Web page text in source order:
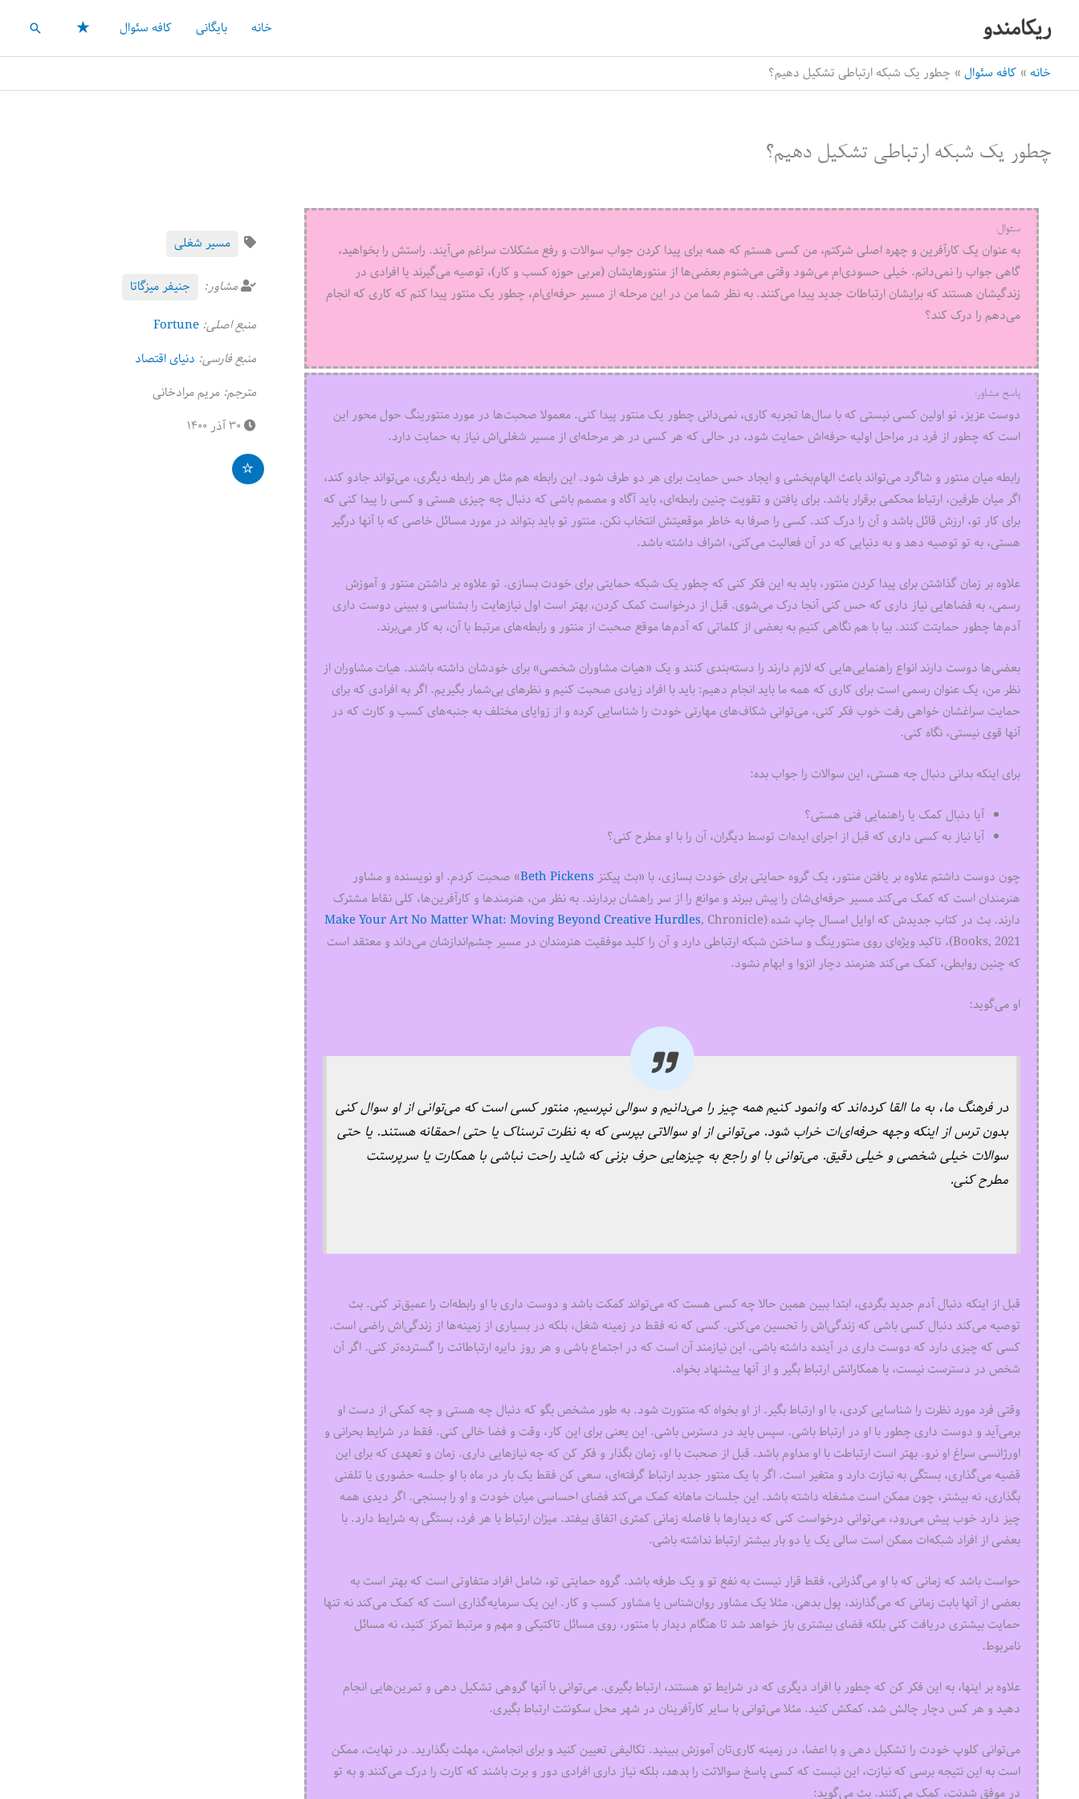
محتوا
ریکامندو خانه بایگانی کافه سئوال ★ جستجو
خانه کافه سئوال چطور یک شبکه ارتباطی تشکیل دهیم؟
چطور یک شبکه ارتباطی تشکیل دهیم؟
سئوال:
به عنوان یک کارآفرین و چهره اصلی شرکتم، من کسی هستم که همه برای پیدا کردن جواب سوالات و رفع مشکلات سراغم می‌‌‌آیند. راستش را بخواهید،
گاهی جواب را نمی‌‌‌دانم. خیلی حسودی‌‌‌ام می‌شود وقتی می‌‌‌شنوم بعضی‌‌‌ها از منتورهایشان (مربی حوزه کسب و کار)، توصیه می‌‌‌گیرند یا افرادی در
زندگیشان هستند که برایشان ارتباطات جدید پیدا می‌کنند. به نظر شما من در این مرحله از مسیر حرفه‌‌‌ای‌ام، چطور یک منتور پیدا کنم که کاری که انجام
می‌‌‌دهم را درک کند؟
پاسخ مشاور:
دوست عزیز، تو اولین کسی نیستی که با سال‌ها تجربه کاری، نمی‌‌‌دانی چطور یک منتور پیدا کنی. معمولا صحبت‌‌‌ها در مورد منتورینگ حول محور این
است که چطور از فرد در مراحل اولیه حرفه‌‌‌اش حمایت شود، در حالی که هر کسی در هر مرحله‌‌‌ای از مسیر شغلی‌‌‌اش نیاز به حمایت دارد.
رابطه میان منتور و شاگرد می‌تواند باعث الهام‌‌‌بخشی و ایجاد حس حمایت برای هر دو طرف شود. این رابطه هم مثل هر رابطه دیگری، می‌تواند جادو کند،
اگر میان طرفین، ارتباط محکمی برقرار باشد. برای یافتن و تقویت چنین رابطه‌‌‌ای، باید آگاه و مصمم باشی که دنبال چه چیزی هستی و کسی را پیدا کنی که
برای کار تو، ارزش قائل باشد و آن را درک کند. کسی را صرفا به خاطر موقعیتش انتخاب نکن. منتور تو باید بتواند در مورد مسائل خاصی که با آنها درگیر
هستی، به تو توصیه دهد و به دنیایی که در آن فعالیت می‌‌‌کنی، اشراف داشته باشد.
علاوه بر زمان گذاشتن برای پیدا کردن منتور، باید به این فکر کنی که چطور یک شبکه حمایتی برای خودت بسازی. تو علاوه بر داشتن منتور و آموزش
رسمی، به فضاهایی نیاز داری که حس کنی آنجا درک می‌‌‌شوی. قبل از درخواست کمک کردن، بهتر است اول نیازهایت را بشناسی و ببینی دوست داری
آدم‌‌‌ها چطور حمایتت کنند. بیا با هم نگاهی کنیم به بعضی از کلماتی که آدم‌‌‌ها موقع صحبت از منتور و رابطه‌‌‌های مرتبط با آن، به کار می‌‌‌برند.
بعضی‌‌‌ها دوست دارند انواع راهنمایی‌‌‌هایی که لازم دارند را دسته‌‌‌بندی کنند و یک «هیات مشاوران شخصی» برای خودشان داشته باشند. هیات مشاوران از
نظر من، یک عنوان رسمی است برای کاری که همه ما باید انجام دهیم: باید با افراد زیادی صحبت کنیم و نظرهای بی‌شمار بگیریم. اگر به افرادی که برای
حمایت سراغشان خواهی رفت خوب فکر کنی، می‌توانی شکاف‌‌‌های مهارتی خودت را شناسایی کرده و از زوایای مختلف به جنبه‌‌‌های کسب و کارت که در
آنها قوی نیستی، نگاه کنی.
برای اینکه بدانی دنبال چه هستی، این سوالات را جواب بده:
آیا دنبال کمک یا راهنمایی فنی هستی؟
آیا نیاز به کسی داری که قبل از اجرای ایده‌‌‌ات توسط دیگران، آن را با او مطرح کنی؟
چون دوست داشتم علاوه بر یافتن منتور، یک گروه حمایتی برای خودت بسازی، با «بث پیکنزBeth Pickens» صحبت کردم. او نویسنده و مشاور
هنرمندان است که کمک می‌کند مسیر حرفه‌‌‌ای‌شان را پیش ببرند و موانع را از سر راهشان بردارند. به نظر من، هنرمندها و کارآفرین‌‌‌ها، کلی نقاط مشترک
دارند. بث در کتاب جدیدش که اوایل امسال چاپ شده (
Make Your Art No Matter What: Moving Beyond Creative Hurdles, Chronicle
Books, 2021)، تاکید ویژه‌ای روی منتورینگ و ساختن شبکه ارتباطی دارد و آن را کلید موفقیت هنرمندان در مسیر چشم‌‌‌اندازشان می‌‌‌داند و معتقد است
که چنین روابطی، کمک می‌کند هنرمند دچار انزوا و ابهام نشود.
او می‌‌‌گوید:
در فرهنگ ما، به ما القا کرده‌‌‌اند که وانمود کنیم همه چیز را می‌‌‌دانیم و سوالی نپرسیم. منتور کسی است که می‌توانی از او سوال کنی
بدون ترس از اینکه وجهه حرفه‌‌‌ای‌ات خراب شود. می‌توانی از او سوالاتی بپرسی که به نظرت ترسناک یا حتی احمقانه هستند. یا حتی
سوالات خیلی شخصی و خیلی دقیق. می‌توانی با او راجع به چیزهایی حرف بزنی که شاید راحت نباشی با همکارت یا سرپرستت
مطرح کنی.
قبل از اینکه دنبال آدم جدید بگردی، ابتدا ببین همین حالا چه کسی هست که می‌تواند کمکت باشد و دوست داری با او رابطه‌‌‌ات را عمیق‌‌‌تر کنی. بث
توصیه می‌کند دنبال کسی باشی که زندگی‌‌‌اش را تحسین می‌‌‌کنی. کسی که نه فقط در زمینه شغل، بلکه در بسیاری از زمینه‌‌‌ها از زندگی‌‌‌اش راضی است.
کسی که چیزی دارد که دوست داری در آینده داشته باشی. این نیازمند آن است که در اجتماع باشی و هر روز دایره ارتباطاتت را گسترده‌‌‌تر کنی. اگر آن
شخص در دسترست نیست، با همکارانش ارتباط بگیر و از آنها پیشنهاد بخواه.
وقتی فرد مورد نظرت را شناسایی کردی، با او ارتباط بگیر. از او بخواه که منتورت شود. به طور مشخص بگو که دنبال چه هستی و چه کمکی از دست او
برمی‌‌‌آید و دوست داری چطور با او در ارتباط باشی. سپس باید در دسترس باشی. این یعنی برای این کار، وقت و فضا خالی کنی. فقط در شرایط بحرانی و
اورژانسی سراغ او نرو. بهتر است ارتباطت با او مداوم باشد. قبل از صحبت با او، زمان بگذار و فکر کن که چه نیازهایی داری. زمان و تعهدی که برای این
قضیه می‌‌‌گذاری، بستگی به نیازت دارد و متغیر است. اگر با یک منتور جدید ارتباط گرفته‌‌‌ای، سعی کن فقط یک بار در ماه با او جلسه حضوری یا تلفنی
بگذاری، نه بیشتر، چون ممکن است مشغله داشته باشد. این جلسات ماهانه کمک می‌کند فضای احساسی میان خودت و او را بسنجی. اگر دیدی همه
چیز دارد خوب پیش می‌رود، می‌توانی درخواست کنی که دیدارها با فاصله زمانی کمتری اتفاق بیفتد. میزان ارتباط با هر فرد، بستگی به شرایط دارد. با
بعضی از افراد شبکه‌‌‌ات ممکن است سالی یک یا دو بار بیشتر ارتباط نداشته باشی.
حواست باشد که زمانی که با او می‌‌‌گذرانی، فقط قرار نیست به نفع تو و یک طرفه باشد. گروه حمایتی تو، شامل افراد متفاوتی است که بهتر است به
بعضی از آنها بابت زمانی که می‌‌‌گذارند، پول بدهی. مثلا یک مشاور روان‌شناس یا مشاور کسب و کار. این یک سرمایه‌گذاری است که کمک می‌کند نه تنها
حمایت بیشتری دریافت کنی بلکه فضای بیشتری باز خواهد شد تا هنگام دیدار با منتور، روی مسائل تاکتیکی و مهم و مرتبط تمرکز کنید، نه مسائل
نامربوط.
علاوه بر اینها، به این فکر کن که چطور با افراد دیگری که در شرایط تو هستند، ارتباط بگیری. می‌توانی با آنها گروهی تشکیل دهی و تمرین‌‌‌هایی انجام
دهید و هر کس دچار چالش شد، کمکش کنید. مثلا می‌توانی با سایر کارآفرینان در شهر محل سکونتت ارتباط بگیری.
می‌توانی کلوپ خودت را تشکیل دهی و با اعضا، در زمینه کاری‌تان آموزش ببینید. تکالیفی تعیین کنید و برای انجامش، مهلت بگذارید. در نهایت، ممکن
است به این نتیجه برسی که نیازت، این نیست که کسی پاسخ سوالاتت را بدهد، بلکه نیاز داری افرادی دور و برت باشند که کارت را درک می‌کنند و به تو
در موفق شدنت، کمک می‌کنند. بث می‌‌‌گوید:
مسیر شغلی
مشاور:
جنیفر میزگاتا
منبع اصلی:Fortune
منبع فارسی: دنیای اقتصاد
مترجم:مریم مرادخانی